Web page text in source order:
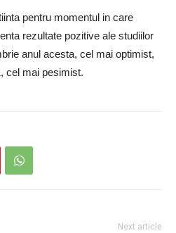
pentru momentul in care
rezultate pozitive ale studiilor
anul acesta, cel mai optimist,
cel mai pesimist.
Next article